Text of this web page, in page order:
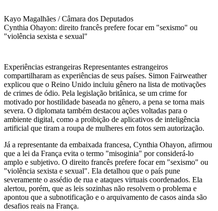
Kayo Magalhães / Câmara dos Deputados
Cynthia Ohayon: direito francês prefere focar em "sexismo" ou
"violência sexista e sexual"
Experiências estrangeiras Representantes estrangeiros
compartilharam as experiências de seus países. Simon Fairweather
explicou que o Reino Unido incluiu gênero na lista de motivações
de crimes de ódio. Pela legislação britânica, se um crime for
motivado por hostilidade baseada no gênero, a pena se torna mais
severa. O diplomata também destacou ações voltadas para o
ambiente digital, como a proibição de aplicativos de inteligência
artificial que tiram a roupa de mulheres em fotos sem autorização.
Já a representante da embaixada francesa, Cynthia Ohayon, afirmou
que a lei da França evita o termo "misoginia" por considerá-lo
amplo e subjetivo. O direito francês prefere focar em "sexismo" ou
"violência sexista e sexual". Ela detalhou que o país pune
severamente o assédio de rua e ataques virtuais coordenados. Ela
alertou, porém, que as leis sozinhas não resolvem o problema e
apontou que a subnotificação e o arquivamento de casos ainda são
desafios reais na França.